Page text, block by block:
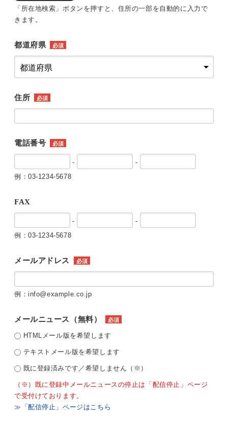
「所在地検索」ボタンを押すと、住所の一部を自動的に入力で
きます。
都道府県 必須
住所 必須
電話番号 必須
-
-
例：03-1234-5678
FAX
-
-
例：03-1234-5678
メールアドレス 必須
例：info@example.co.jp
メールニュース（無料） 必須
HTMLメール版を希望します
テキストメール版を希望します
既に登録済みです／希望しません（※）
（※）既に登録中メールニュースの停止は「配信停止」ページ
で受付けております。
≫「配信停止」ページはこちら